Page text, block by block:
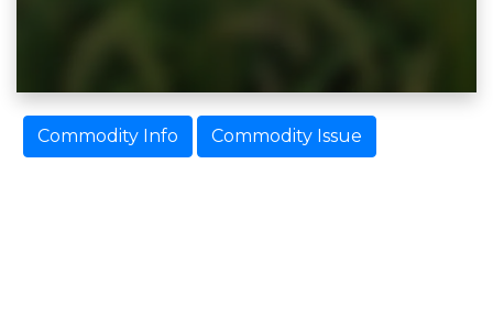
Commodity Info Commodity Issue